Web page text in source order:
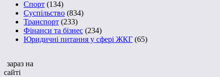
Спорт (134)
Суспільство (834)
Транспорт (233)
Фінанси та бізнес (234)
Юридичні питання у сфері ЖКГ (65)
зараз на
сайті